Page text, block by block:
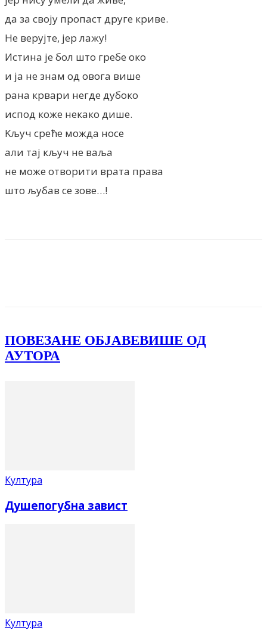
да за своју пропаст друге криве.
Не верујте, јер лажу!
Истина је бол што гребе око
и ја не знам од овога више
рана крвари негде дубоко
испод коже некако дише.
Kључ среће можда носе
али тај кључ не ваља
не може отворити врата права
што љубав се зове…!
ПОВЕЗАНЕ ОБЈАВЕВИШЕ ОД
АУТОРА
Култура
Душепогубна завист
Култура